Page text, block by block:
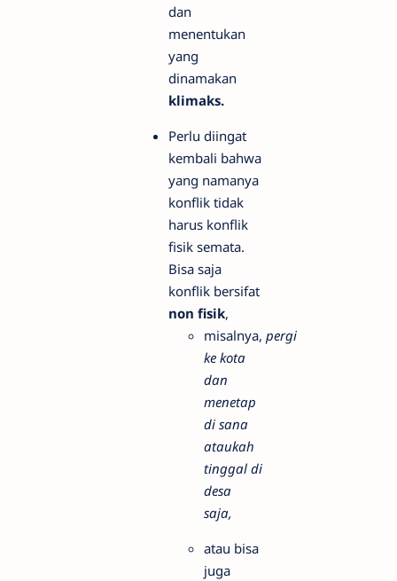
dan
menentukan
yang
dinamakan
klimaks.
Perlu diingat
kembali bahwa
yang namanya
konflik tidak
harus konflik
fisik semata.
Bisa saja
konflik bersifat
non fisik,
misalnya, pergi
ke kota
dan
menetap
di sana
ataukah
tinggal di
desa
saja,
atau bisa
juga